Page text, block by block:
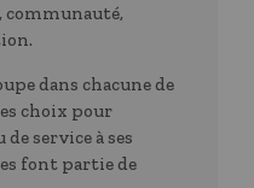
communauté,
dans chacune de
choix pour
service à ses
font partie de